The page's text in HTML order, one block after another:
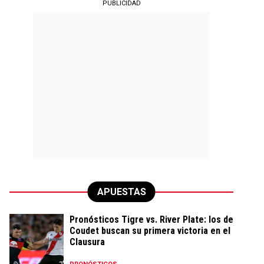
PUBLICIDAD
APUESTAS
Pronósticos Tigre vs. River Plate: los de
Coudet buscan su primera victoria en el
Clausura